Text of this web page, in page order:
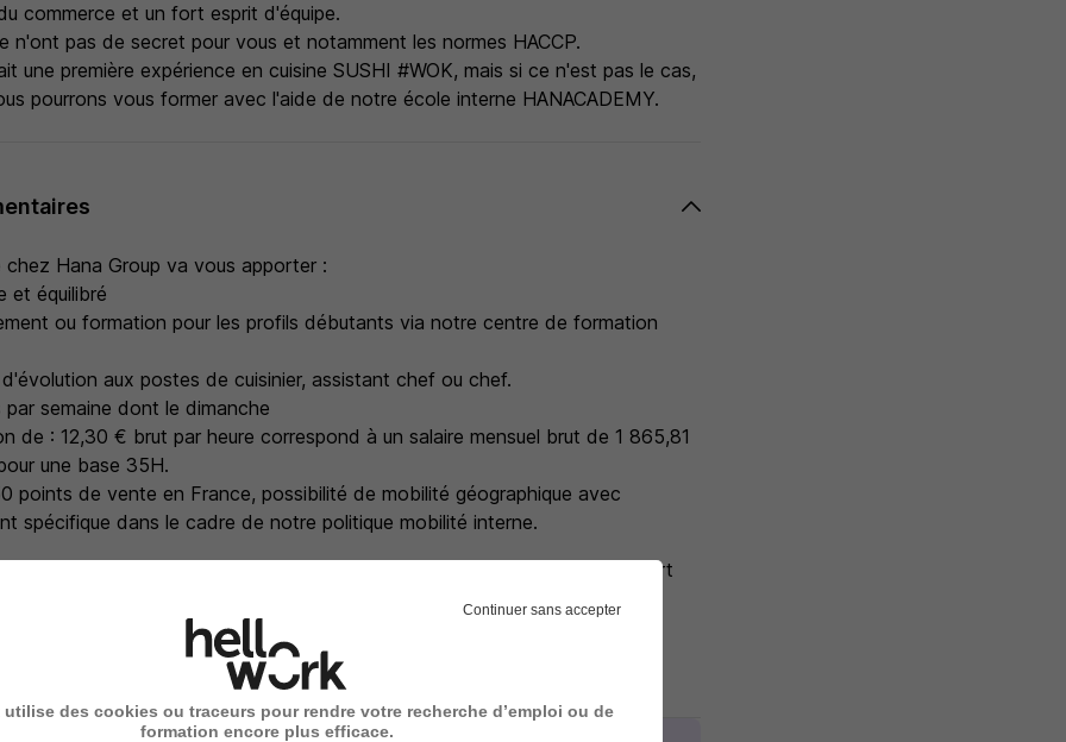
commerce et un fort esprit d'équipe.
n'ont pas de secret pour vous et notamment les normes HACCP.
une première expérience en cuisine SUSHI #WOK, mais si ce n'est pas le cas,
pourrons vous former avec l'aide de notre école interne HANACADEMY.
chez Hana Group va vous apporter :
et équilibré
ou formation pour les profils débutants via notre centre de formation
aux postes de cuisinier, assistant chef ou chef.
semaine dont le dimanche
de : 12,30 € brut par heure correspond à un salaire mensuel brut de 1 865,81
une base 35H.
points de vente en France, possibilité de mobilité géographique avec
spécifique dans le cadre de notre politique mobilité interne.
sociaux : primes, prise en charge à la hauteur de 50% des frais de transport
aux résultats, avantages oeuvres sociales avec le CSE.
d'une intégration et d'un accompagnement au sein de nos équipes
nous votre candidature !
Continuer sans accepter
utilise des cookies ou traceurs pour rendre votre recherche d’emploi ou de
formation encore plus efficace.